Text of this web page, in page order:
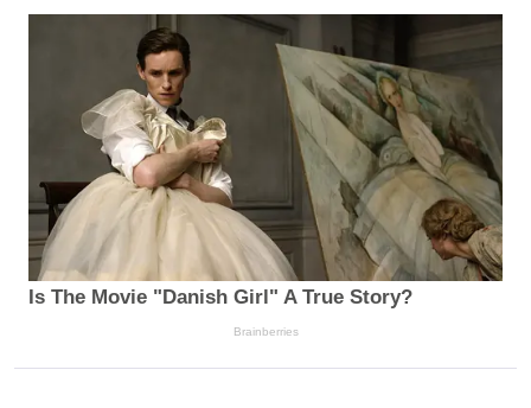
Is The Movie "Danish Girl" A True Story?
Brainberries